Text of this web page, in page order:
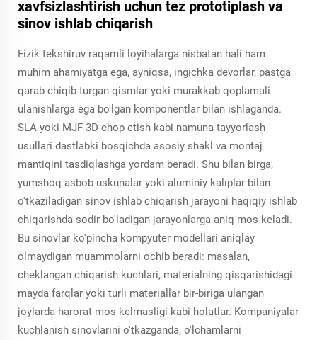
xavfsizlashtirish uchun tez prototiplash va
sinov ishlab chiqarish
Fizik tekshiruv raqamli loyihalarga nisbatan hali ham
muhim ahamiyatga ega, ayniqsa, ingichka devorlar, pastga
qarab chiqib turgan qismlar yoki murakkab qoplamali
ulanishlarga ega bo'lgan komponentlar bilan ishlaganda.
SLA yoki MJF 3D-chop etish kabi namuna tayyorlash
usullari dastlabki bosqichda asosiy shakl va montaj
mantiqini tasdiqlashga yordam beradi. Shu bilan birga,
yumshoq asbob-uskunalar yoki aluminiy kalıplar bilan
o'tkaziladigan sinov ishlab chiqarish jarayoni haqiqiy ishlab
chiqarishda sodir bo'ladigan jarayonlarga aniq mos keladi.
Bu sinovlar ko'pincha kompyuter modellari aniqlay
olmaydigan muammolarni ochib beradi: masalan,
cheklangan chiqarish kuchlari, materialning qisqarishidagi
mayda farqlar yoki turli materiallar bir-biriga ulangan
joylarda harorat mos kelmasligi kabi holatlar. Kompaniyalar
kuchlanish sinovlarini o'tkazganda, o'lchamlarni